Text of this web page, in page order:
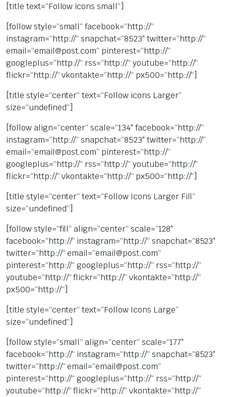
[title text=“Follow icons small“]
[follow style=“small“ facebook=“http://“
instagram=“http://“ snapchat=“8523″ twitter=“http://“
email=“email@post.com“ pinterest=“http://“
googleplus=“http://“ rss=“http://“ youtube=“http://“
flickr=“http://“ vkontakte=“http://“ px500=“http://“]
[title style=“center“ text=“Follow icons Larger“
size=“undefined“]
[follow align=“center“ scale=“134″ facebook=“http://“
instagram=“http://“ snapchat=“8523″ twitter=“http://“
email=“email@post.com“ pinterest=“http://“
googleplus=“http://“ rss=“http://“ youtube=“http://“
flickr=“http://“ vkontakte=“http://“ px500=“http://“]
[title style=“center“ text=“Follow Icons Larger Fill“
size=“undefined“]
[follow style=“fill“ align=“center“ scale=“128″
facebook=“http://“ instagram=“http://“ snapchat=“8523″
twitter=“http://“ email=“email@post.com“
pinterest=“http://“ googleplus=“http://“ rss=“http://“
youtube=“http://“ flickr=“http://“ vkontakte=“http://“
px500=“http://“]
[title style=“center“ text=“Follow Icons Large“
size=“undefined“]
[follow style=“small“ align=“center“ scale=“177″
facebook=“http://“ instagram=“http://“ snapchat=“8523″
twitter=“http://“ email=“email@post.com“
pinterest=“http://“ googleplus=“http://“ rss=“http://“
youtube=“http://“ flickr=“http://“ vkontakte=“http://“